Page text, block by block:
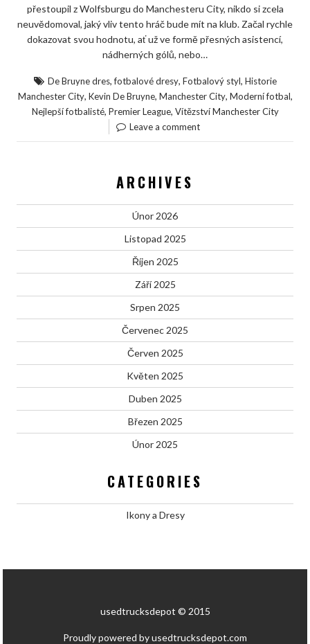
přestoupil z Wolfsburgu do Manchesteru City, nikdo si zcela
neuvědomoval, jaký vliv tento hráč bude mít na klub. Začal rychle
dokazovat svou hodnotu, ať už ve formě přesných asistencí,
nádherných gólů, nebo…
De Bruyne dres,fotbalové dresy, Fotbalový styl, Historie
Manchester City, Kevin De Bruyne, Manchester City, Moderní fotbal,
Nejlepší fotbalisté, Premier League, Vítězství Manchester City
Leave a comment
ARCHIVES
Únor 2026
Listopad 2025
Říjen 2025
Září 2025
Srpen 2025
Červenec 2025
Červen 2025
Květen 2025
Duben 2025
Březen 2025
Únor 2025
CATEGORIES
Ikony a Dresy
usedtrucksdepot © 2015
Proudly powered by usedtrucksdepot.com